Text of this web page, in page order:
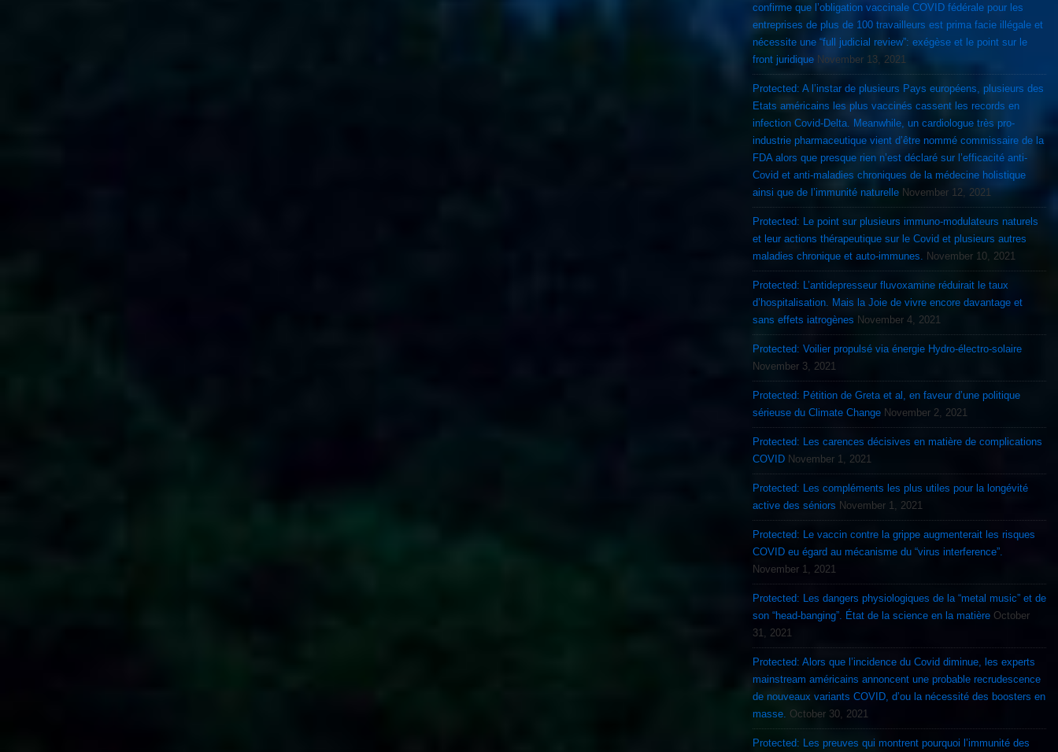
confirme que l’obligation vaccinale COVID fédérale pour les
entreprises de plus de 100 travailleurs est prima facie illégale et
nécessite une “full judicial review”: exégèse et le point sur le
front juridique November 13, 2021
Protected: A l’instar de plusieurs Pays européens, plusieurs des
Etats américains les plus vaccinés cassent les records en
infection Covid-Delta. Meanwhile, un cardiologue très pro-
industrie pharmaceutique vient d’être nommé commissaire de la
FDA alors que presque rien n’est déclaré sur l’efficacité anti-
Covid et anti-maladies chroniques de la médecine holistique
ainsi que de l’immunité naturelle November 12, 2021
Protected: Le point sur plusieurs immuno-modulateurs naturels
et leur actions thérapeutique sur le Covid et plusieurs autres
maladies chronique et auto-immunes.
November 10, 2021
Protected: L’antidepresseur fluvoxamine réduirait le taux
d’hospitalisation. Mais la Joie de vivre encore davantage et
sans effets iatrogènes November 4, 2021
Protected: Voilier propulsé via énergie Hydro-électro-solaire
November 3, 2021
Protected: Pétition de Greta et al, en faveur d’une politique
sérieuse du Climate Change November 2, 2021
Protected: Les carences décisives en matière de complications
COVID November 1, 2021
Protected: Les compléments les plus utiles pour la longévité
active des séniors November 1, 2021
Protected: Le vaccin contre la grippe augmenterait les risques
COVID eu égard au mécanisme du “virus interference”.
November 1, 2021
Protected: Les dangers physiologiques de la “metal music” et de
son “head-banging”. État de la science en la matière October
31, 2021
Protected: Alors que l’incidence du Covid diminue, les experts
mainstream américains annoncent une probable recrudescence
de nouveaux variants COVID, d’ou la nécessité des boosters en
masse. October 30, 2021
Protected: Les preuves qui montrent pourquoi l’immunité des